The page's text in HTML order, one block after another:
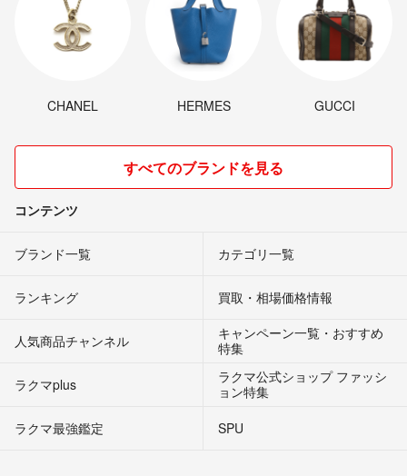
CHANEL HERMES GUCCI
すべてのブランドを見る
コンテンツ
ブランド一覧 カテゴリ一覧
ランキング 買取・相場価格情報
人気商品チャンネル
キャンペーン一覧・おすすめ
特集
ラクマplus
ラクマ公式ショップ ファッシ
ョン特集
ラクマ最強鑑定
SPU